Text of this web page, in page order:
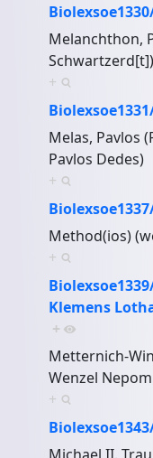
Melanchthon,
Schwartzerd[t])
+
Melas, Pavlos
Pavlos Dedes)
+
Method(ios)
+
Klemens
+
Metternich-
Wenzel
+